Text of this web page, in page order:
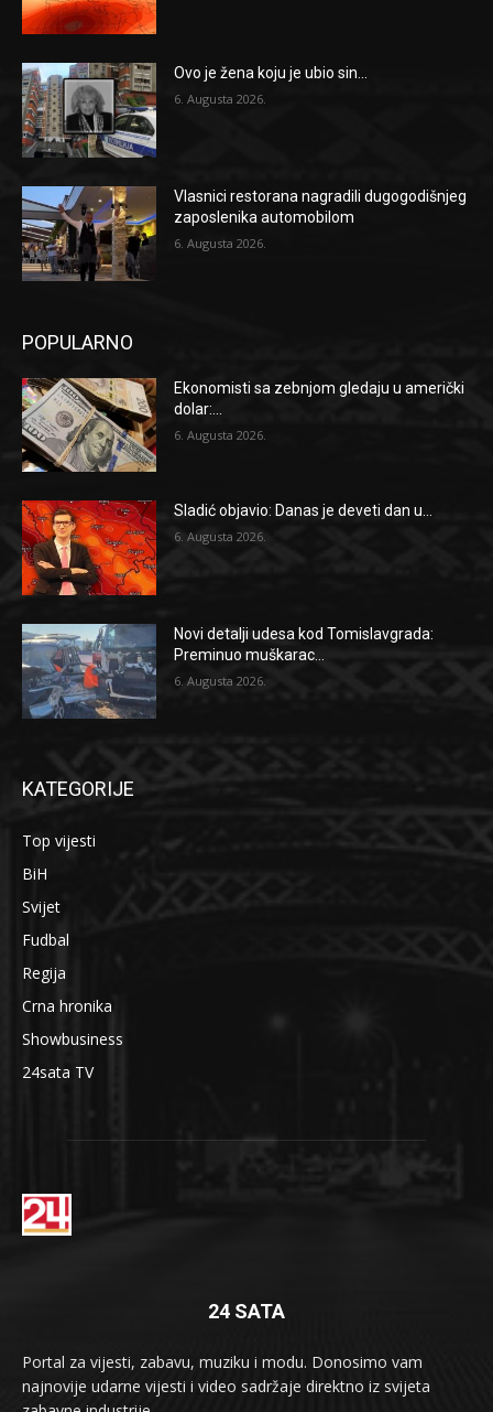
Ovo je žena koju je ubio sin...
6. Augusta 2026.
Vlasnici restorana nagradili dugogodišnjeg
zaposlenika automobilom
6. Augusta 2026.
POPULARNO
Ekonomisti sa zebnjom gledaju u američki
dolar:...
6. Augusta 2026.
Sladić objavio: Danas je deveti dan u...
6. Augusta 2026.
Novi detalji udesa kod Tomislavgrada:
Preminuo muškarac...
6. Augusta 2026.
KATEGORIJE
Top vijesti
BiH
Svijet
Fudbal
Regija
Crna hronika
Showbusiness
24sata TV
24 SATA
Portal za vijesti, zabavu, muziku i modu. Donosimo vam
najnovije udarne vijesti i video sadržaje direktno iz svijeta